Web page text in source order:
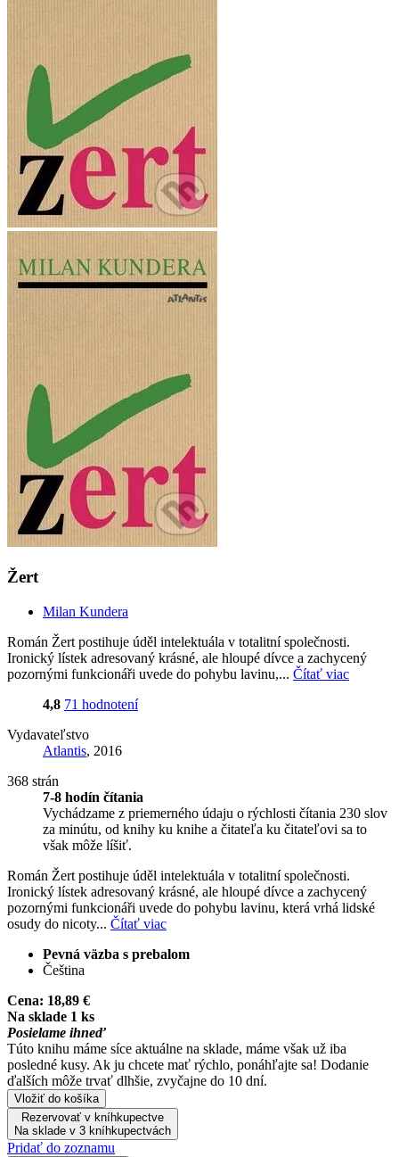
Žert
Milan Kundera
Román Žert postihuje úděl intelektuála v totalitní společnosti.
Ironický lístek adresovaný krásné, ale hloupé dívce a zachycený
pozornými funkcionáři uvede do pohybu lavinu,... Čítať viac
4,8 71 hodnotení
Vydavateľstvo
Atlantis, 2016
368 strán
7-8 hodín čítania
Vychádzame z priemerného údaju o rýchlosti čítania 230 slov
za minútu, od knihy ku knihe a čitateľa ku čitateľovi sa to
však môže líšiť.
Román Žert postihuje úděl intelektuála v totalitní společnosti.
Ironický lístek adresovaný krásné, ale hloupé dívce a zachycený
pozornými funkcionáři uvede do pohybu lavinu, která vrhá lidské
osudy do nicoty... Čítať viac
Pevná väzba s prebalom
Čeština
Cena: 18,89 €
Na sklade 1 ks
Posielame ihneď
Túto knihu máme síce aktuálne na sklade, máme však už iba
posledné kusy. Ak ju chcete mať rýchlo, ponáhľajte sa! Dodanie
ďalších môže trvať dlhšie, zvyčajne do 10 dní.
Vložiť do košíka
Rezervovať v kníhkupectve
Na sklade v 3 kníhkupectvách
Pridať do zoznamu